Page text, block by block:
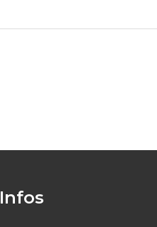
Infos